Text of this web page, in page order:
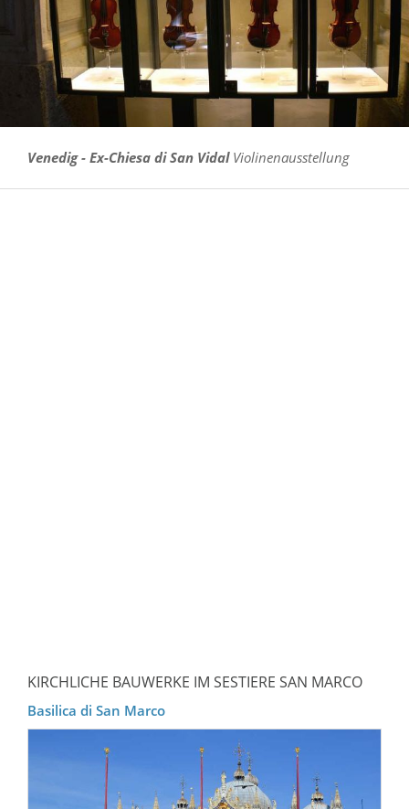
Venedig - Ex-Chiesa di San VidalViolinenausstellung
KIRCHLICHE BAUWERKE IM SESTIERE SAN MARCO
Basilica di San Marco